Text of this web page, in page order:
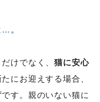
。
けでなく、猫に安心
にお迎えする場合、
す。親のいない猫に